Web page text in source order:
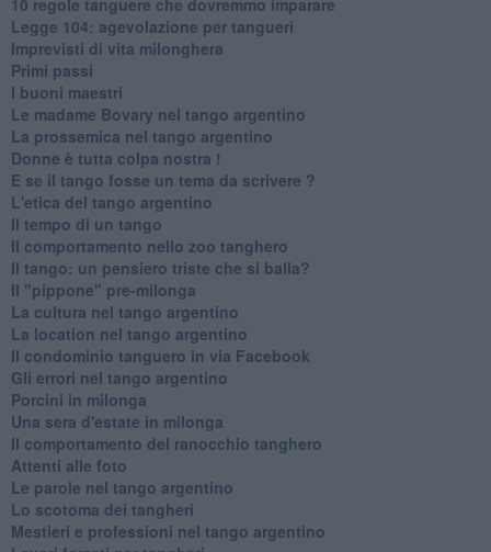
Legge 104: agevolazione per tangueri
Imprevisti di vita milonghera
Primi passi
I buoni maestri
Le madame Bovary nel tango argentino
La prossemica nel tango argentino
Donne è tutta colpa nostra !
E se il tango fosse un tema da scrivere ?
L'etica del tango argentino
Il tempo di un tango
Il comportamento nello zoo tanghero
Il tango: un pensiero triste che si balla?
Il "pippone" pre-milonga
La cultura nel tango argentino
La location nel tango argentino
Il condominio tanguero in via Facebook
Gli errori nel tango argentino
Porcini in milonga
Una sera d'estate in milonga
Il comportamento del ranocchio tanghero
Attenti alle foto
Le parole nel tango argentino
Lo scotoma dei tangheri
Mestieri e professioni nel tango argentino